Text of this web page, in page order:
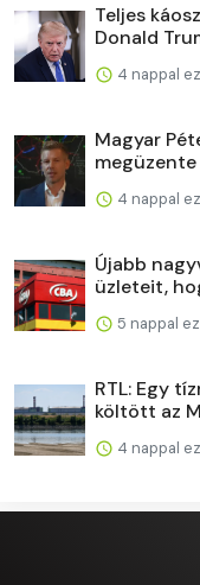
Teljes
Donald
4 nappal
Magyar
megüzente
4 nappal
Újabb
üzleteit,
5 nappal
RTL: Egy
költött az
4 nappal